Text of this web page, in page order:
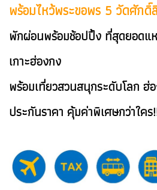
พร้อมไหว้พระขอพร 5 วัดศักดิ์
พักผ่อนพร้อมช้อปปิ้ง ที่สุดยอดแ
เกาะฮ่องกง
พร้อมเที่ยวสวนสนุกระดับโลก
ประกันราคา คุ้มค่าพิเศษกว่าใคร